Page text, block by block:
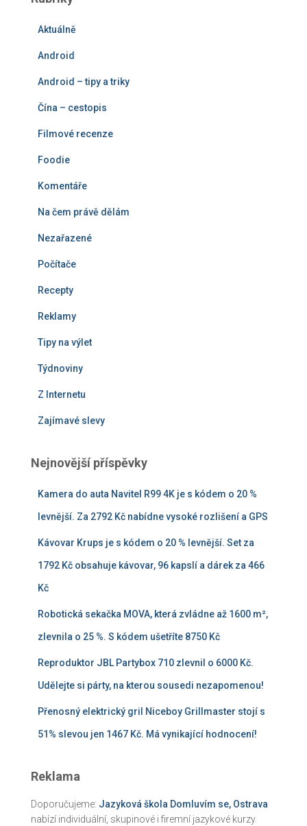
d
Aktuálně
Android
Android – tipy a triky
Čína – cestopis
Filmové recenze
Foodie
Komentáře
Na čem právě dělám
Nezařazené
Počítače
Recepty
Reklamy
Tipy na výlet
Týdnoviny
Z Internetu
Zajímavé slevy
Nejnovější příspěvky
Kamera do auta Navitel R99 4K je s kódem o 20 %
levnější. Za 2792 Kč nabídne vysoké rozlišení a GPS
Kávovar Krups je s kódem o 20 % levnější. Set za
1792 Kč obsahuje kávovar, 96 kapslí a dárek za 466
Kč
Robotická sekačka MOVA, která zvládne až 1600 m²,
zlevnila o 25 %. S kódem ušetříte 8750 Kč
Reproduktor JBL Partybox 710 zlevnil o 6000 Kč.
Udělejte si párty, na kterou sousedi nezapomenou!
Přenosný elektrický gril Niceboy Grillmaster stojí s
51% slevou jen 1467 Kč. Má vynikající hodnocení!
Reklama
Doporučujeme: Jazyková škola Domluvím se, Ostrava
nabízí individuální, skupinové i firemní jazykové kurzy.